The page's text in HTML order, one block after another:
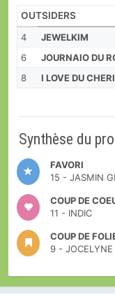
OUTSIDERS
4
JEWELKIM
6
JOURNAIO DU
8
I LOVE DU
Synthèse du
FAVORI
15 - JASMIN
COUP DE
11 - INDIC
COUP DE
9 - JOCELYNE